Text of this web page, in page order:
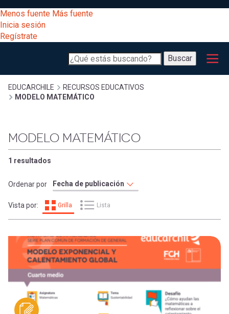
al
contenido
principal
[Educarchile
Escritorio]
entrar
a
mi
cuenta
Menos fuente Más fuente
Inicia sesión
Regístrate
Buscar
Buscar
Menú
principal
Desarrollo
Expand
Gestión
Comunidad
Expand
Exploración
[Educarchile
Mobile]
Menú
sesión
Regístrate
Sobrescribir
enlaces
de
ayuda
a
la
navegación
EDUCARCHILE
RECURSOS EDUCATIVOS
MODELO MATEMÁTICO
MODELO MATEMÁTICO
1 resultados
Ordenar por
Vista por: Grilla Lista
registrarte.